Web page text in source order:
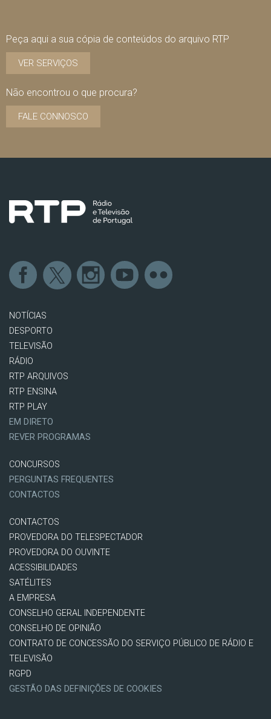
Peça aqui a sua cópia de conteúdos do arquivo RTP
VER SERVIÇOS
Não encontrou o que procura?
FALE CONNOSCO
NOTÍCIAS
DESPORTO
TELEVISÃO
RÁDIO
RTP ARQUIVOS
RTP ENSINA
RTP PLAY
EM DIRETO
REVER PROGRAMAS
CONCURSOS
PERGUNTAS FREQUENTES
CONTACTOS
CONTACTOS
PROVEDORA DO TELESPECTADOR
PROVEDORA DO OUVINTE
ACESSIBILIDADES
SATÉLITES
A EMPRESA
CONSELHO GERAL INDEPENDENTE
CONSELHO DE OPINIÃO
CONTRATO DE CONCESSÃO DO SERVIÇO PÚBLICO DE RÁDIO E
TELEVISÃO
RGPD
GESTÃO DAS DEFINIÇÕES DE COOKIES